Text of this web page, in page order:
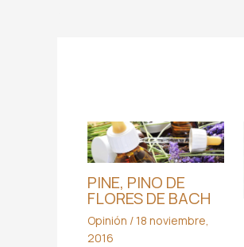
PINE, PINO DE
FLORES DE BACH
Opinión /18 noviembre,
2016